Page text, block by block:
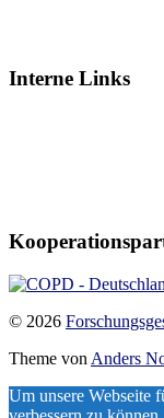
Interne Links
© 2026
Theme von Anders
Um unsere Webseite